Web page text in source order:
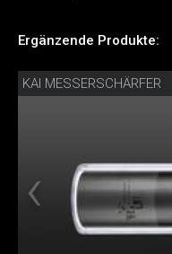
Ergänzende Produkte:
KAI MESSERSCHÄRFER